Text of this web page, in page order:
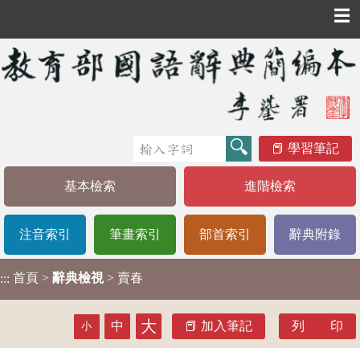
☰
學習筆記
基本檢索 進階檢索
注音索引 筆畫索引 部首索引 辭典附錄
::: 首頁 > 辭典檢視 > 賣春
小 中 大 加入筆記 列 印